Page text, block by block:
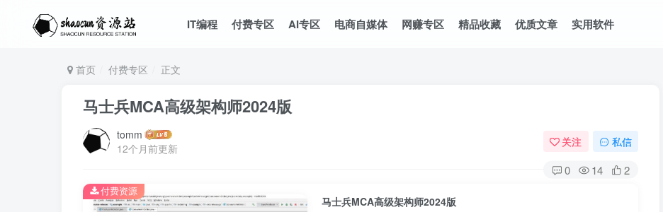
IT编程 付费专区 AI专区 电商自媒体 网赚专区 精品收藏 优质文章 实用软件
首页 付费专区 正文
马士兵MCA高级架构师2024版
tomm
12个月前更新
关注 私信
0 14 2
马士兵MCA高级架构师2024版
付费资源